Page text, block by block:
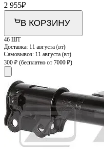
2 955₽
В КОРЗИНУ
46 ШТ
Доставка: 11 августа (вт)
Самовывоз: 11 августа (вт)
300 ₽ (бесплатно от 7000 ₽)